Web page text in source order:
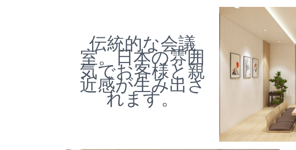
伝統的な会議
室。日本の雰囲
気でお客様と親
近感が生み出さ
れます。